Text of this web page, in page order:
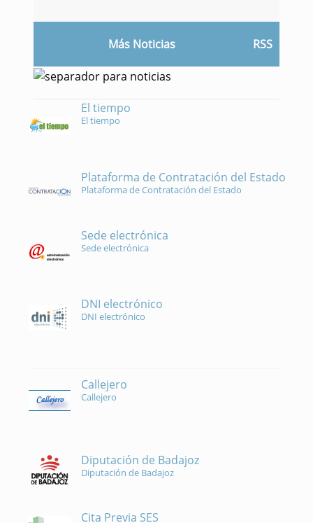
Más Noticias RSS
El tiempo
El tiempo
Plataforma de Contratación del Estado
Plataforma de Contratación del Estado
Sede electrónica
Sede electrónica
DNI electrónico
DNI electrónico
Callejero
Callejero
Diputación de Badajoz
Diputación de Badajoz
Cita Previa SES